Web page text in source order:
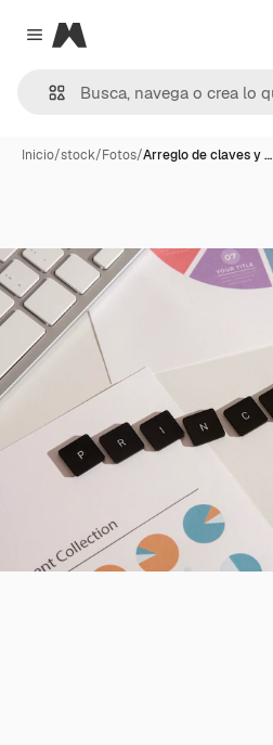
Close menu
Magnific
Inicio/stock/Fotos/Arreglo de claves y …